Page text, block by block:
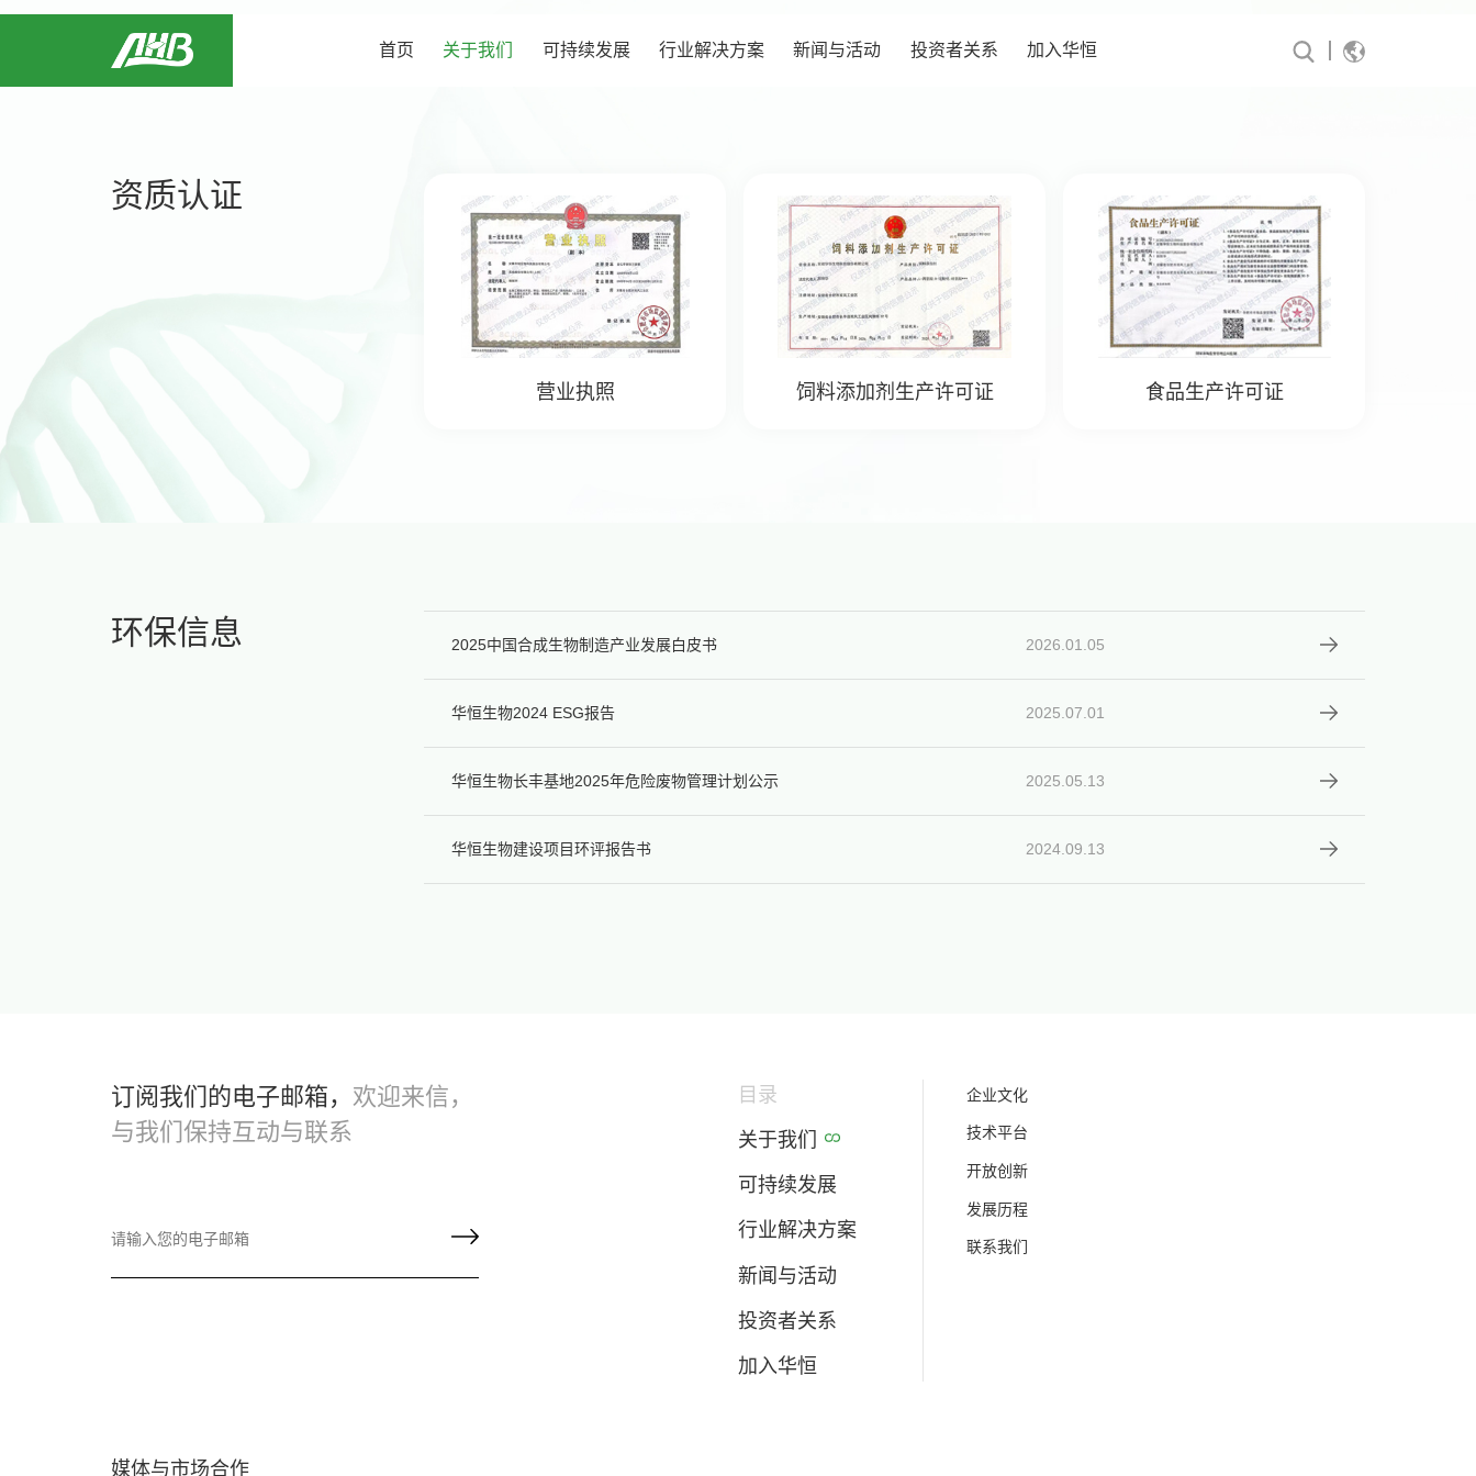
首页 关于我们 可持续发展 行业解决方案 新闻与活动 投资者关系 加入华恒
行业解决方案
新闻与活动
投资者关系
资质认证
营业执照 饲料添加剂生产许可证 食品生产许可证
环保信息 2025中国合成生物制造产业发展白皮书 2026.01.05
华恒生物2024 ESG报告 2025.07.01
华恒生物长丰基地2025年危险废物管理计划公示 2025.05.13
华恒生物建设项目环评报告书 2024.09.13
订阅我们的电子邮箱， 欢迎来信，
与我们保持互动与联系
目录
关于我们
企业文化
技术平台
开放创新
发展历程
联系我们
可持续发展
行业解决方案
新闻与活动
投资者关系
加入华恒
媒体与市场合作